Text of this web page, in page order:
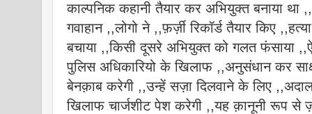
काल्पनिक कहानी तैयार कर अभियुक्त बनाया था
गवाहान ,,लोगो ने ,,फ़र्ज़ी रिकॉर्ड तैयार किए
बचाया ,,किसी दूसरे अभियुक्त को गलत फंसाया
पुलिस अधिकारियो के खिलाफ ,,अनुसंधान कर
बेनक़ाब करेगी ,,उन्हें सज़ा दिलवाने के लिए
खिलाफ चार्जशीट पेश करेगी ,,यह क़ानूनी रूप से